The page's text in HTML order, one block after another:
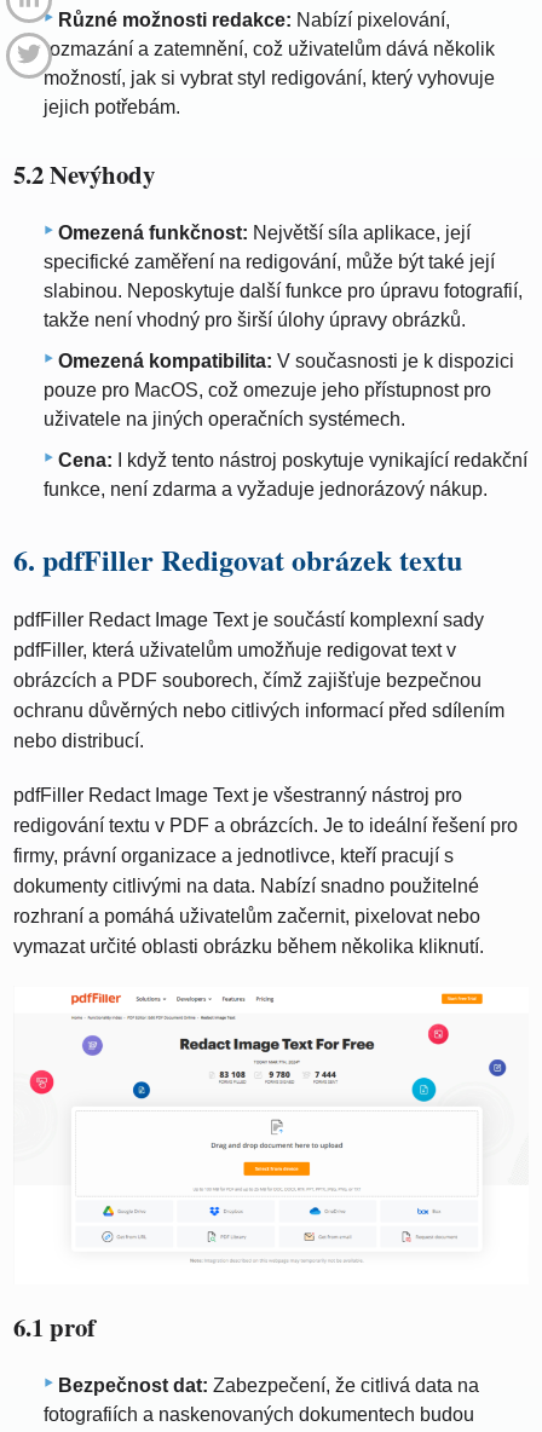
Různé možnosti redakce: Nabízí pixelování,
rozmazání a zatemnění, což uživatelům dává několik
možností, jak si vybrat styl redigování, který vyhovuje
jejich potřebám.
5.2 Nevýhody
Omezená funkčnost: Největší síla aplikace, její
specifické zaměření na redigování, může být také její
slabinou. Neposkytuje další funkce pro úpravu fotografií,
takže není vhodný pro širší úlohy úpravy obrázků.
Omezená kompatibilita: V současnosti je k dispozici
pouze pro MacOS, což omezuje jeho přístupnost pro
uživatele na jiných operačních systémech.
Cena: I když tento nástroj poskytuje vynikající redakční
funkce, není zdarma a vyžaduje jednorázový nákup.
6. pdfFiller Redigovat obrázek textu
pdfFiller Redact Image Text je součástí komplexní sady
pdfFiller, která uživatelům umožňuje redigovat text v
obrázcích a PDF souborech, čímž zajišťuje bezpečnou
ochranu důvěrných nebo citlivých informací před sdílením
nebo distribucí.
pdfFiller Redact Image Text je všestranný nástroj pro
redigování textu v PDF a obrázcích. Je to ideální řešení pro
firmy, právní organizace a jednotlivce, kteří pracují s
dokumenty citlivými na data. Nabízí snadno použitelné
rozhraní a pomáhá uživatelům začernit, pixelovat nebo
vymazat určité oblasti obrázku během několika kliknutí.
6.1 prof
Bezpečnost dat: Zabezpečení, že citlivá data na
fotografiích a naskenovaných dokumentech budou